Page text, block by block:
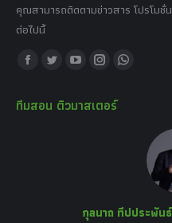
คุณสามารถติดตามข่าวสาร โปรโมชั่
ต่อไปนี้
Find us on:
Facebook
opens
Twitter
opens
YouTube
opens
Instagram
opens
Whatsapp
window
ทีมสอน ติวมาสเตอร์
กุลนาถ ทีปประพัน